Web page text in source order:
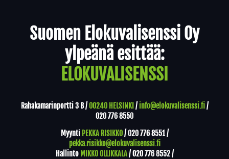
Suomen Elokuvalisenssi Oy
ylpeänä esittää:
ELOKUVALISENSSI
Rahakamarinportti 3 B /00240 HELSINKI / info@elokuvalisenssi.fi/
020 776 8550
Myynti PEKKA RISIKKO/020 776 8551/
pekka.risikko@elokuvalisenssi.fi
Hallinto MIKKO OLLIKKALA/020 776 8552/